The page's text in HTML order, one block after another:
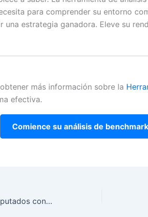
para comprender su entorno
una estrategia ganadora. Eleve su
más información sobre la
efectiva.
Comience su análisis de
Encuentre mercados no disputados con nuestra herramienta gratuita de Estrategia Océano Azul